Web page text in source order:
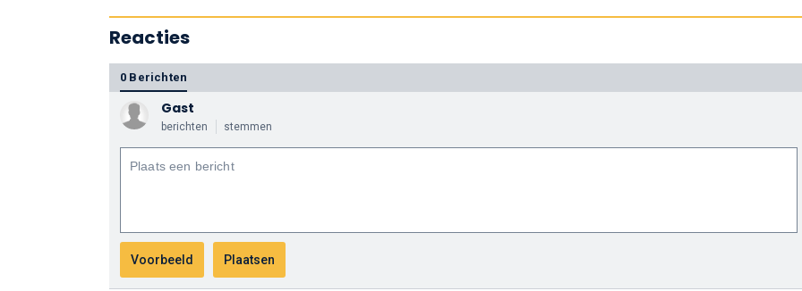
Reacties
0 Berichten
Gast
berichten stemmen